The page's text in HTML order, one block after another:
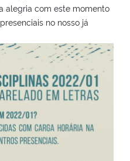
e Comunicações
alegria com este momento
no nosso já